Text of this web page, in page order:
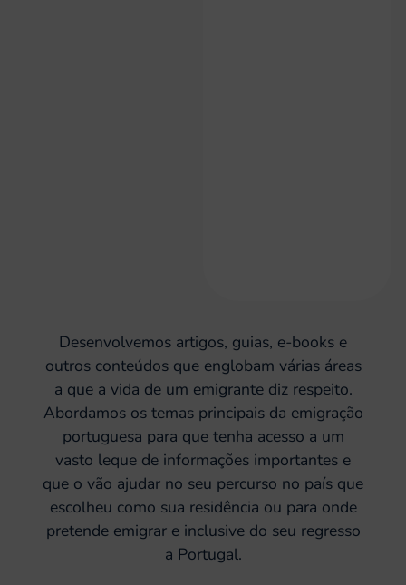
Desenvolvemos artigos, guias, e-books e
outros conteúdos que englobam várias áreas
a que a vida de um emigrante diz respeito.
Abordamos os temas principais da emigração
portuguesa para que tenha acesso a um
vasto leque de informações importantes e
que o vão ajudar no seu percurso no país que
escolheu como sua residência ou para onde
pretende emigrar e inclusive do seu regresso
a Portugal.